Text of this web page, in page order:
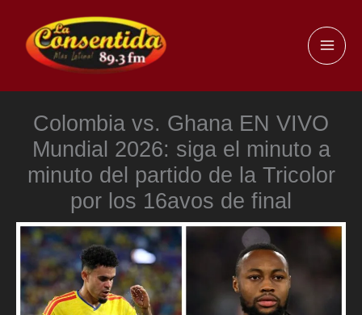
contenido
Colombia vs. Ghana EN VIVO
Mundial 2026: siga el minuto a
minuto del partido de la Tricolor
por los 16avos de final